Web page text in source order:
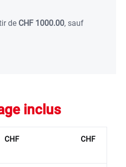
de CHF 1000.00, sauf
inclus
CHF CHF